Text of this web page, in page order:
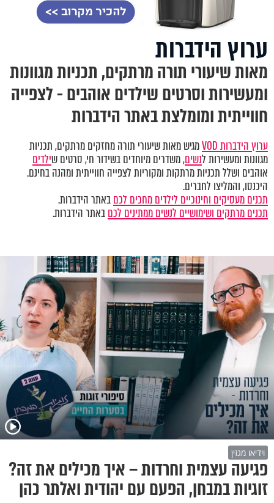
ערוץ הידברות
מאות שיעורי תורה מרתקים, תכניות מגוונות
ומעשירות וסרטים שילדים אוהבים - לצפייה
חווייתית ומומלצת באתר הידברות
ערוץ הידברות VOD
מגיש מאות שיעורי תורה מחזקים מרתקים, תכניות
מגוונות ומעשירות לנשים, משדרים מיוחדים בשידור חי, סרטים שילדים
אוהבים ושלל תכניות מרתקות ומקוריות לצפייה חווייתית ומהנה בחינם.
היכנסו, והמליצו לחברים.
תכנים מעסיקים וחינוכיים לילדים מחכים לכםבאתר הידברות.
תכנים מרתקים ושימושיים לנשים ממתינים לכםבאתר הידברות.
וידיאו מגזין
פגיעה עצמית וחרדות – איך מכילים את זה?
זוגיות במבחן, הפעם עם יהודית ואלתר כהן